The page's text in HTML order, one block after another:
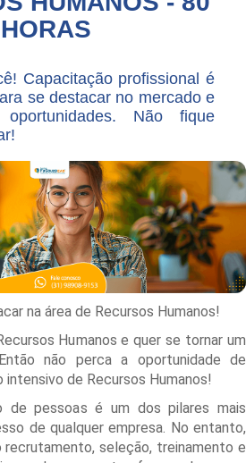
HORAS
Capacitação profissional é
se destacar no mercado e
Não fique
na área de Recursos Humanos!
Humanos e quer se tornar um
não perca a oportunidade de
de Recursos Humanos!
de pessoas é um dos pilares mais
de qualquer empresa. No entanto,
recrutamento, seleção, treinamento e